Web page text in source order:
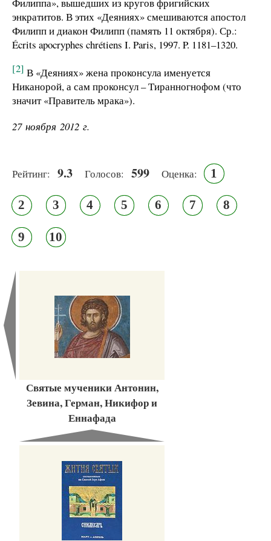
энкратитов. В этих «Деяниях» смешиваются апостол
Филипп и диакон Филипп (память 11 октября). Ср.:
Écrits apocryphes chrétiens I. Paris, 1997. P. 1181–1320.
[2] В «Деяниях» жена проконсула именуется
Никанорой, а сам проконсул – Тиранногнофом (что
значит «Правитель мрака»).
27 ноября 2012 г.
Рейтинг: 9.3 Голосов: 599 Оценка: 1
2 3 4 5 6 7 8
9 10
Святые мученики Антонин,
Зевина, Герман, Никифор и
Еннафада